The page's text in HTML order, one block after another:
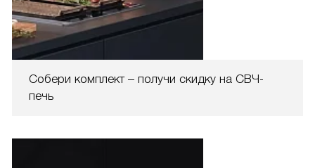
Собери комплект – получи скидку на СВЧ-
печь